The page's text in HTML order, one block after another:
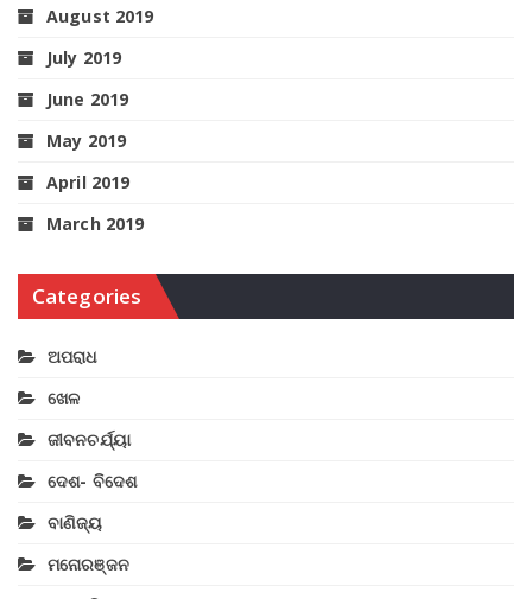
August 2019
July 2019
June 2019
May 2019
April 2019
March 2019
Categories
ଅପରାଧ
ଖେଳ
ଜୀବନଚର୍ଯ୍ୟା
ଦେଶ- ବିଦେଶ
ବାଣିଜ୍ୟ
ମନୋରଞ୍ଜନ